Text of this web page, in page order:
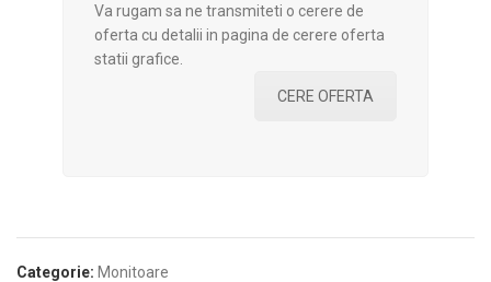
Va rugam sa ne transmiteti o cerere de
oferta cu detalii in pagina de cerere oferta
statii grafice.
CERE OFERTA
Categorie: Monitoare